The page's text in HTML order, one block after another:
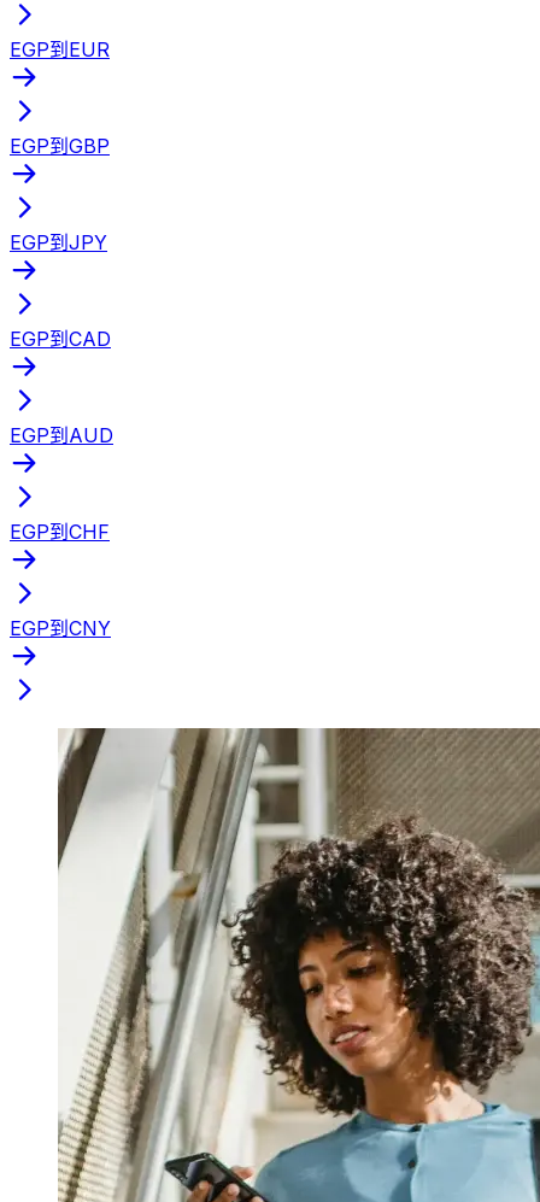
EGP到EUR
EGP到GBP
EGP到JPY
EGP到CAD
EGP到AUD
EGP到CHF
EGP到CNY